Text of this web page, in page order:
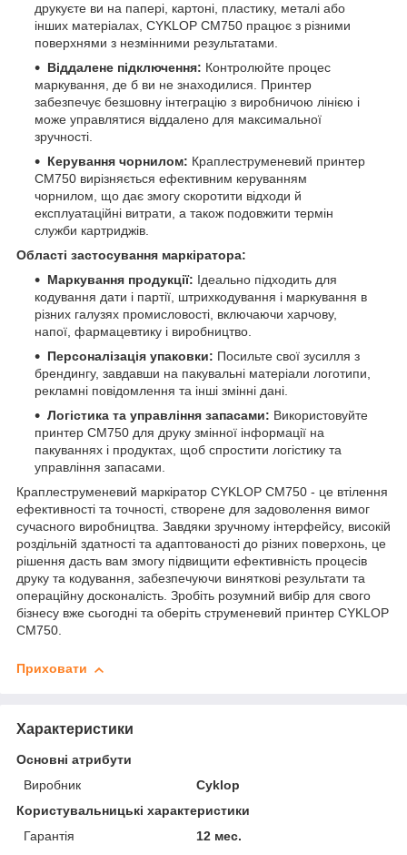
друкуєте ви на папері, картоні, пластику, металі або
інших матеріалах, CYKLOP CM750 працює з різними
поверхнями з незмінними результатами.
Віддалене підключення: Контролюйте процес
маркування, де б ви не знаходилися. Принтер
забезпечує безшовну інтеграцію з виробничою лінією і
може управлятися віддалено для максимальної
зручності.
Керування чорнилом: Краплеструменевий принтер
CM750 вирізняється ефективним керуванням
чорнилом, що дає змогу скоротити відходи й
експлуатаційні витрати, а також подовжити термін
служби картриджів.
Області застосування маркіратора:
Маркування продукції: Ідеально підходить для
кодування дати і партії, штрихкодування і маркування в
різних галузях промисловості, включаючи харчову,
напої, фармацевтику і виробництво.
Персоналізація упаковки: Посильте свої зусилля з
брендингу, завдавши на пакувальні матеріали логотипи,
рекламні повідомлення та інші змінні дані.
Логістика та управління запасами: Використовуйте
принтер CM750 для друку змінної інформації на
пакуваннях і продуктах, щоб спростити логістику та
управління запасами.
Краплеструменевий маркіратор CYKLOP CM750 - це втілення
ефективності та точності, створене для задоволення вимог
сучасного виробництва. Завдяки зручному інтерфейсу, високій
роздільній здатності та адаптованості до різних поверхонь, це
рішення дасть вам змогу підвищити ефективність процесів
друку та кодування, забезпечуючи виняткові результати та
операційну досконалість. Зробіть розумний вибір для свого
бізнесу вже сьогодні та оберіть струменевий принтер CYKLOP
CM750.
Приховати
Характеристики
Основні атрибути
Виробник
Cyklop
Користувальницькі характеристики
Гарантія
12 мес.